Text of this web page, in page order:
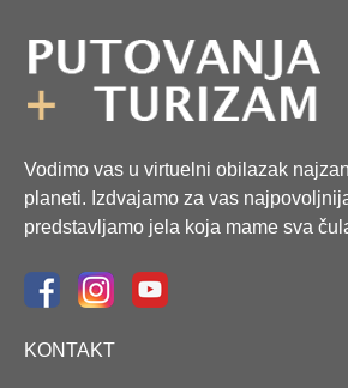
Vodimo vas u virtuelni obilazak
planeti. Izdvajamo za vas
predstavljamo jela koja mame sva
KONTAKT